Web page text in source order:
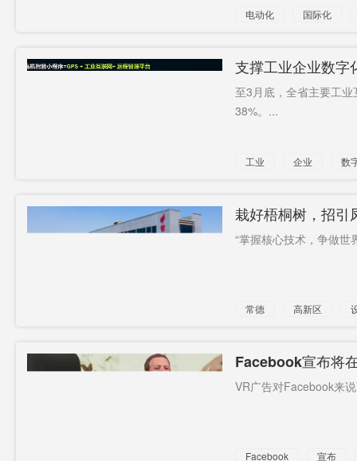
电动化 国际化
支撑工业企业数字
率加速提升
至3月底，全省主要工
38%。...
工业 企业
数
栽好梧桐树，招
造产业集群
“掌握核心技术，争做
常德 高新区
Facebook宣布将
VR广告对Facebook来
Facebook 宣布